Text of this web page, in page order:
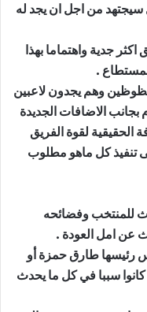
سيجتهد من اجل ان يجد له
جدية واهتماما بهذا
.
وهم يجدون لاعبين
الاضافات الجديدة
لقوة الفريق
تنفيذ كل ماهو مطلوب
للمنتخب وفضائحه
عن امل العودة .
طارق حمزة أو
سببا في كل ما يحدث